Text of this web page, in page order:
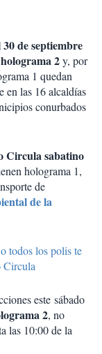
de septiembre
holograma 2y, por
1 quedan
en las 16 alcaldías
conurbados
Circula sabatino
holograma 1,
de
de la
todos los polis te
Circula
este sábado
2, no
las 10:00 de la